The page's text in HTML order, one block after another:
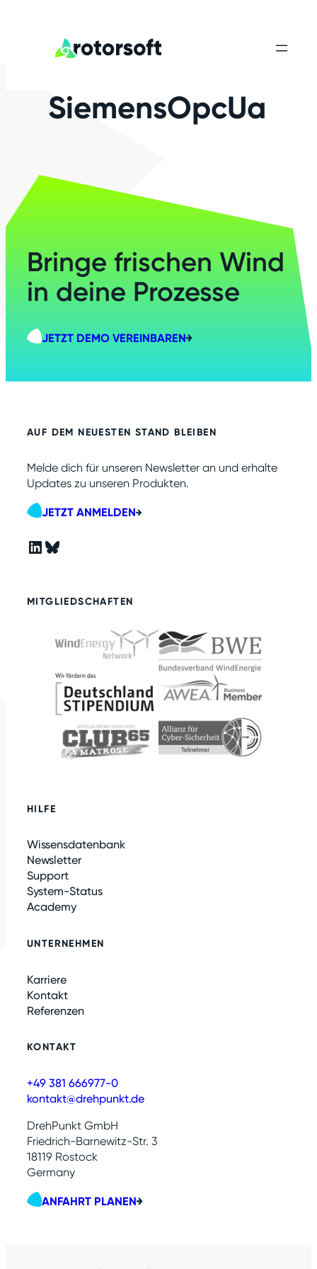
SiemensOpcUa
Bringe frischen Wind
in deine Prozesse
JETZT DEMO VEREINBAREN
AUF DEM NEUESTEN STAND BLEIBEN
Melde dich für unseren Newsletter an und erhalte
Updates zu unseren Produkten.
JETZT ANMELDEN
LinkedIn Bluesky
MITGLIEDSCHAFTEN
HILFE
Wissensdatenbank
Newsletter
Support
System-Status
Academy
UNTERNEHMEN
Karriere
Kontakt
Referenzen
KONTAKT
+49 381 666977-0
kontakt@drehpunkt.de
DrehPunkt GmbH
Friedrich-Barnewitz-Str. 3
18119 Rostock
Germany
ANFAHRT PLANEN